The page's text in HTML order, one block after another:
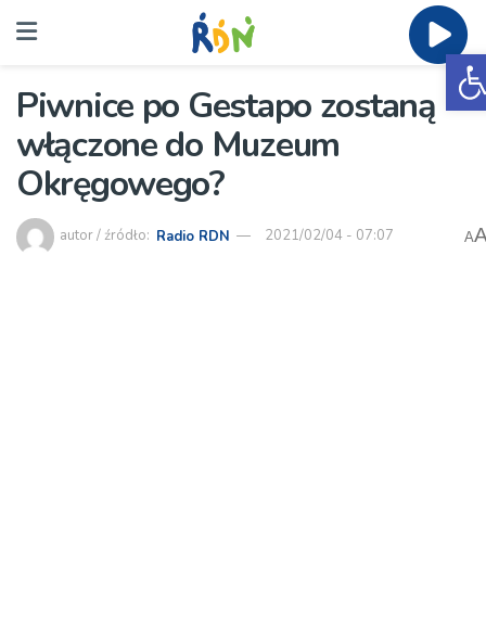
Piwnice po Gestapo zostaną
włączone do Muzeum
Okręgowego?
autor / źródło: Radio RDN 2021/02/04 - 07:07 A